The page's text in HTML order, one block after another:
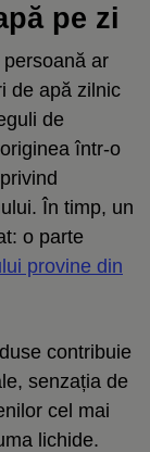
pe zi
ar
de apă zilnic
de
într-o
În timp, un
o parte
provine din
contribuie
senzația de
cel mai
lichide.